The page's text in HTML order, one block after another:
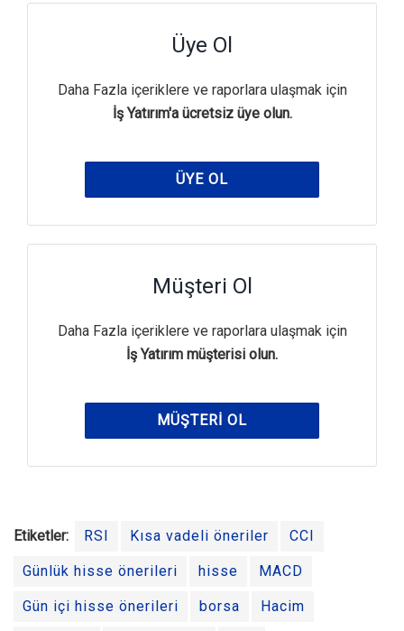
Üye Ol
Daha Fazla içeriklere ve raporlara ulaşmak için
İş Yatırım'a ücretsiz üye olun.
ÜYE OL
Müşteri Ol
Daha Fazla içeriklere ve raporlara ulaşmak için
İş Yatırım müşterisi olun.
MÜŞTERI OL
Etiketler: RSI Kısa vadeli öneriler CCI
Günlük hisse önerileri hisse MACD
Gün içi hisse önerileri borsa Hacim